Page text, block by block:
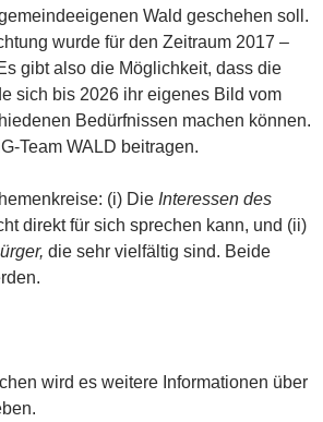
Wald geschehen soll.
wurde für den Zeitraum 2017 –
gibt also die Möglichkeit, dass die
sich bis 2026 ihr eigenes Bild vom
Bedürfnissen machen können.
Team WALD beitragen.
(i) Die Interessen des
direkt für sich sprechen kann, und (ii)
die sehr vielfältig sind. Beide
wird es weitere Informationen über